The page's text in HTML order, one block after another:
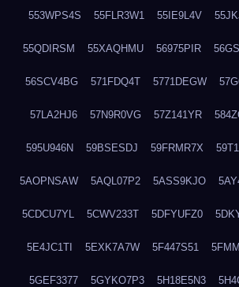
553WPS4S 55FLR3W1 55IE9L4V
55QDIRSM 55XAQHMU 56975PIR
56SCV4BG 571FDQ4T 5771DEGW
57LA2HJ6 57N9R0VG 57Z141YR
595U946N 59BSESDJ 59FRMR7X
5AOPNSAW 5AQL07P2 5ASS9KJO
5CDCU7YL 5CWV233T 5DFYUFZ0
5E4JC1TI 5EXK7A7W 5F447S51
5GEF3377 5GYKO7P3 5H18E5N3